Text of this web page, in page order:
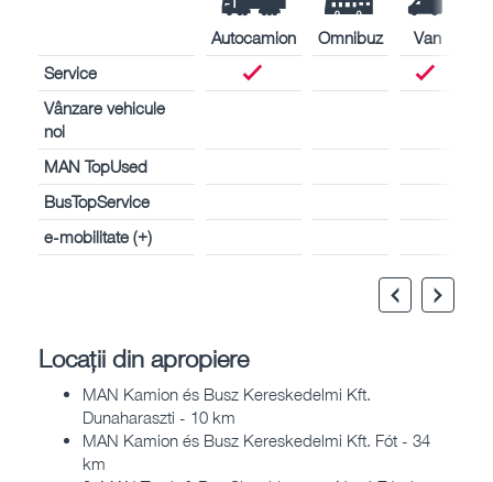
Autocamion Omnibuz
Van
Service
Vânzare vehicule
noi
MAN TopUsed
BusTopService
e-mobilitate (+)
Locații din apropiere
MAN Kamion és Busz Kereskedelmi Kft.
Dunaharaszti - 10 km
MAN Kamion és Busz Kereskedelmi Kft. Fót - 34
km